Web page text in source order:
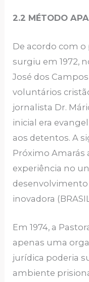
2.2 MÉTODO
De acordo com o
surgiu em 1972,
José dos
voluntários
jornalista Dr.
inicial era
aos detentos. A
Próximo Amarás
experiência no
inovadora
Em 1974, a
apenas uma
jurídica poderia
ambiente